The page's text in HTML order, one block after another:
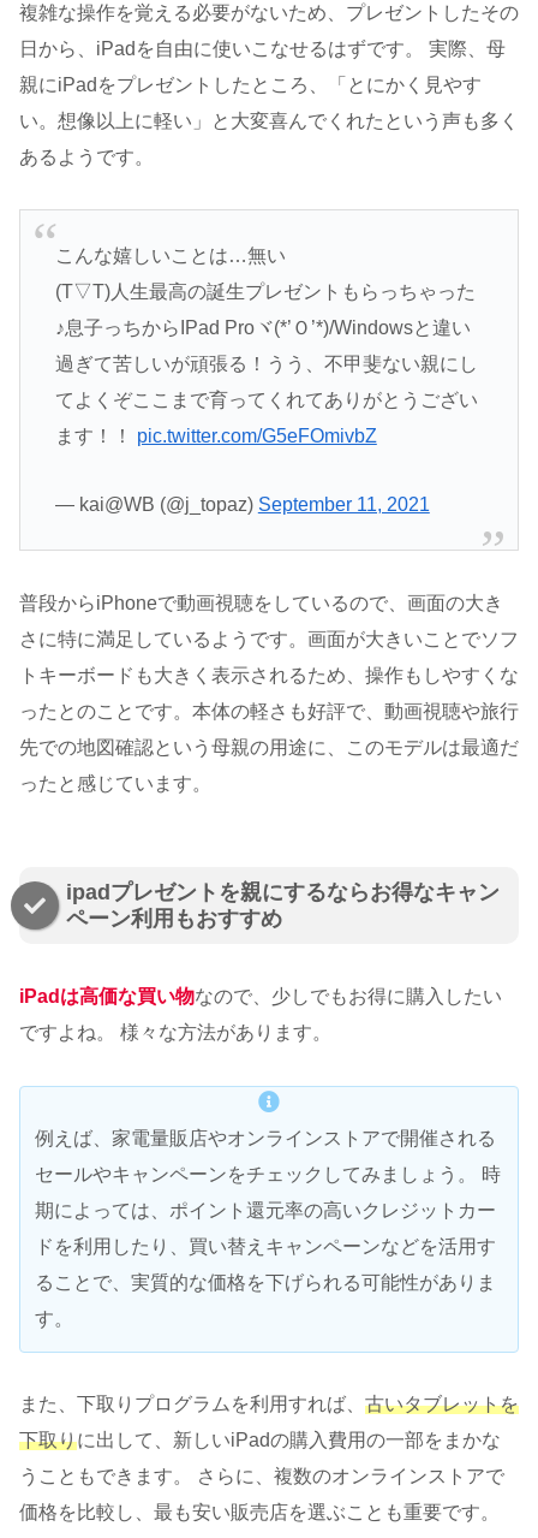
複雑な操作を覚える必要がないため、プレゼントしたその
日から、iPadを自由に使いこなせるはずです。 実際、母
親にiPadをプレゼントしたところ、「とにかく見やす
い。想像以上に軽い」と大変喜んでくれたという声も多く
あるようです。
こんな嬉しいことは…無い
(T▽T)人生最高の誕生プレゼントもらっちゃった
♪息子っちからIPad Proヾ(*’Ｏ’*)/Windowsと違い
過ぎて苦しいが頑張る！うう、不甲斐ない親にし
てよくぞここまで育ってくれてありがとうござい
ます！！ pic.twitter.com/G5eFOmivbZ
— kai@WB (@j_topaz) September 11, 2021
普段からiPhoneで動画視聴をしているので、画面の大き
さに特に満足しているようです。画面が大きいことでソフ
トキーボードも大きく表示されるため、操作もしやすくな
ったとのことです。本体の軽さも好評で、動画視聴や旅行
先での地図確認という母親の用途に、このモデルは最適だ
ったと感じています。
ipadプレゼントを親にするならお得なキャン
ペーン利用もおすすめ
iPadは高価な買い物なので、少しでもお得に購入したい
ですよね。 様々な方法があります。
例えば、家電量販店やオンラインストアで開催される
セールやキャンペーンをチェックしてみましょう。 時
期によっては、ポイント還元率の高いクレジットカー
ドを利用したり、買い替えキャンペーンなどを活用す
ることで、実質的な価格を下げられる可能性がありま
す。
また、下取りプログラムを利用すれば、 古いタブレットを
下取りに出して、新しいiPadの購入費用の一部をまかな
うこともできます。 さらに、複数のオンラインストアで
価格を比較し、最も安い販売店を選ぶことも重要です。